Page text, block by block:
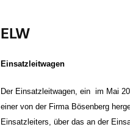
ELW
Einsatzleitwagen
Der Einsatzleitwagen, ein im Mai
einer von der Firma Bösenberg
Einsatzleiters, über das an der